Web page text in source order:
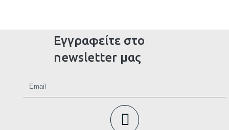
Εγγραφείτε στο
newsletter μας